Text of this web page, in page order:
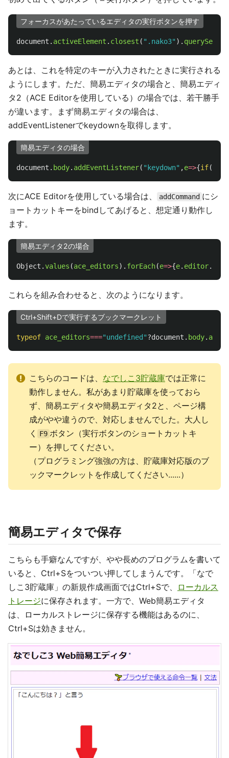
フォーカスがあたっているエディタの実行ボタンを押す
document . activeElement . closest ( " .nako3" ).
あとは、これを特定のキーが入力されたときに実行される
ようにします。ただ、簡易エディタの場合と、簡易エディ
タ2（ACE Editorを使用している）の場合では、若干勝手
が違います。まず簡易エディタの場合は、
addEventListenerでkeydownを取得します。
簡易エディタの場合
document . body. addEventListener( " keydown" ,e=>{if(
次にACE Editorを使用している場合は、 addCommand にシ
ョートカットキーをbindしてあげると、想定通り動作し
ます。
簡易エディタ2の場合
Object .values (ace_editors). forEach(e=>{e. editor.
これらを組み合わせると、次のようになります。
Ctrl+Shift+Dで実行するブックマークレット
typeof ace_editors==="undefined "?document . body.
こちらのコードは、 なでしこ3貯蔵庫では正常に
動作しません。私があまり貯蔵庫を使っておら
ず、簡易エディタや簡易エディタ2と、ページ構
成がやや違うので、対応しませんでした。大人し
く
F9 ボタン（実行ボタンのショートカットキ
ー）を押してください。
（プログラミング強強の方は、貯蔵庫対応版のブ
ックマークレットを作成してください......）
簡易エディタで保存
こちらも手癖なんですが、やや長めのプログラムを書いて
いると、Ctrl+Sをついつい押してしまうんです。「なで
しこ3貯蔵庫」の新規作成画面ではCtrl+Sで、
ローカルス
トレージに保存されます。一方で、Web簡易エディタ
は、ローカルストレージに保存する機能はあるのに、
Ctrl+Sは効きません。